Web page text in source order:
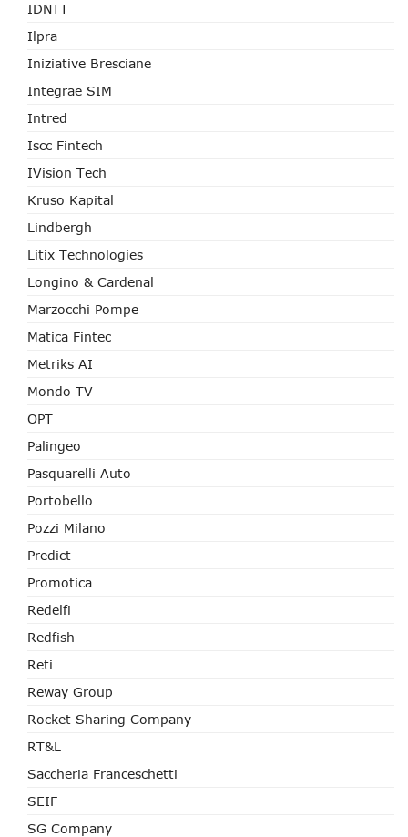
IDNTT
Ilpra
Iniziative Bresciane
Integrae SIM
Intred
Iscc Fintech
IVision Tech
Kruso Kapital
Lindbergh
Litix Technologies
Longino & Cardenal
Marzocchi Pompe
Matica Fintec
Metriks AI
Mondo TV
OPT
Palingeo
Pasquarelli Auto
Portobello
Pozzi Milano
Predict
Promotica
Redelfi
Redfish
Reti
Reway Group
Rocket Sharing Company
RT&L
Saccheria Franceschetti
SEIF
SG Company